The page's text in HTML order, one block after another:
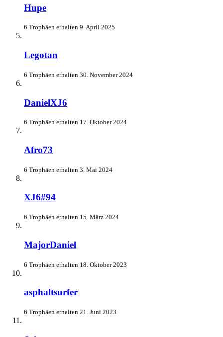
Hupe
6 Trophäen erhalten 9. April 2025
Legotan
6 Trophäen erhalten 30. November 2024
DanielXJ6
6 Trophäen erhalten 17. Oktober 2024
Afro73
6 Trophäen erhalten 3. Mai 2024
XJ6#94
6 Trophäen erhalten 15. März 2024
MajorDaniel
6 Trophäen erhalten 18. Oktober 2023
asphaltsurfer
6 Trophäen erhalten 21. Juni 2023